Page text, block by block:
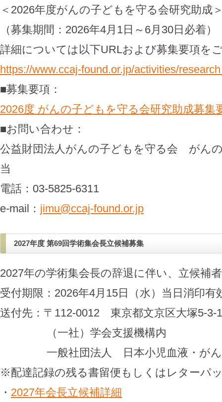
＜2026年度がんの子どもを守る会研究助成
（募集期間：2026年4月1日～6月30日必着）
詳細については以下URLおよび募集要項を
https://www.ccaj-found.or.jp/activities/
■募集要項：
2026度 がんの子どもを守る会研究助成募集
■お問い合わせ：
公益財団法人がんの子どもを守る会 がん
当
電話：03-5825-6311
e-mail： jimu@ccaj-found.or.jp
2027年度 第69回学術集会長立候補募集
2027年の学術集会長の辞退に伴い、立候補
受付期限：2026年4月15日（水）当日消印有
送付先：〒112-0012 東京都文京区大塚5-3-
（一社）学会支援機構内
一般社団法人 日本小児血液・がん
※配達記録の残る書留便もしくはレターパ
・ 2027年会長立候補詳細